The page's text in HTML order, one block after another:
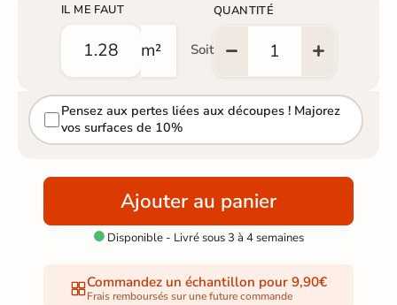
IL ME FAUT
m² Soit
QUANTITÉ
Pensez aux pertes liées aux découpes ! Majorez
vos surfaces de 10%
Ajouter au panier
Disponible - Livré sous 3 à 4 semaines
Commandez un échantillon pour 9,90€
Frais remboursés sur une future commande